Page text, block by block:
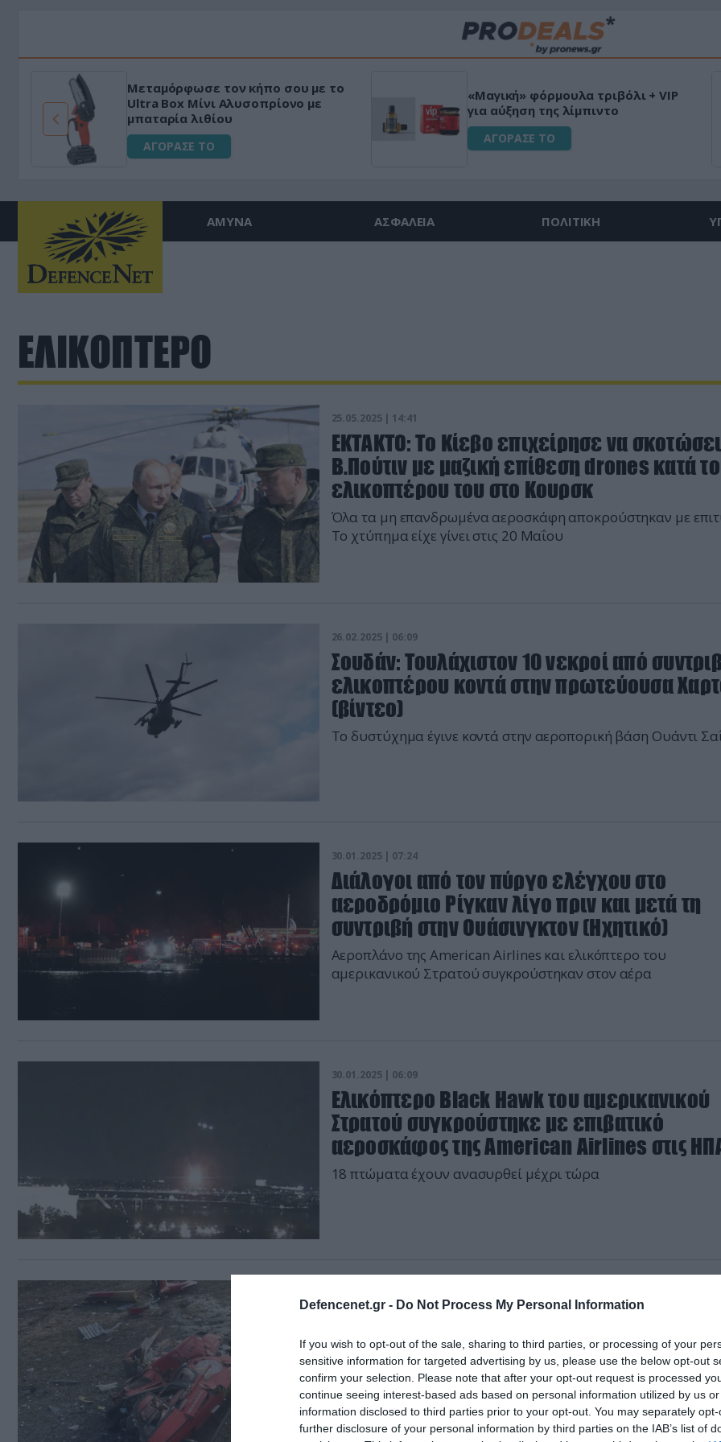
Defencenet.gr - Do Not Process My Personal Information
If you wish to opt-out of the sale, sharing to third parties, or processing of your
sensitive information for targeted advertising by us, please use the below opt-out
confirm your selection. Please note that after your opt-out request is processed
continue seeing interest-based ads based on personal information utilized by us
information disclosed to third parties prior to your opt-out. You may separately
further disclosure of your personal information by third parties on the IAB’s list of
Μεταμόρφωσε τον κήπο σου με το
Ultra Box Μίνι Αλυσοπρίονο με
μπαταρία λιθίου
ΑΓΟΡΑΣΕ ΤΟ
«Μαγική» φόρμουλα τριβόλι + VIP
για αύξηση της λίμπιντο
ΑΓΟΡΑΣΕ ΤΟ
ΑΜΥΝΑ ΑΣΦΑΛΕΙΑ ΠΟΛΙΤΙΚΗ
ΕΛΙΚΟΠΤΕΡΟ
25.05.2025 | 14:41
ΕΚΤΑΚΤΟ: Το Κίεβο επιχείρησε να
Β.Πούτιν με μαζική επίθεση drones κατά
ελικοπτέρου του στο Κουρσκ
Όλα τα μη επανδρωμένα αεροσκάφη αποκρούστηκαν με
Το χτύπημα είχε γίνει στις 20 Μαΐου
26.02.2025 | 06:09
Σουδάν: Τουλάχιστον 10 νεκροί από
ελικοπτέρου κοντά στην πρωτεύουσα
(βίντεο)
Το δυστύχημα έγινε κοντά στην αεροπορική βάση Ουάντι
30.01.2025 | 07:24
Διάλογοι από τον πύργο ελέγχου στο
αεροδρόμιο Ρίγκαν λίγο πριν και μετά τη
συντριβή στην Ουάσινγκτον (Ηχητικό)
Αεροπλάνο της American Airlines και ελικόπτερο του
αμερικανικού Στρατού συγκρούστηκαν στον αέρα
30.01.2025 | 06:09
Ελικόπτερο Black Hawk του αμερικανικού
Στρατού συγκρούστηκε με επιβατικό
αεροσκάφος της American Airlines στις
18 πτώματα έχουν ανασυρθεί μέχρι τώρα
Τουρκία: Συνετρίβη ελικόπτερο σε
νοσοκομείου – Τέσσερις νεκροί (φώτο)
Ο κυβερνήτης της επαρχίας ανακοίνωσε ότι το ελικόπτερο
χτύπησε το κτίριο του νοσοκομείου κατά την απογείωση